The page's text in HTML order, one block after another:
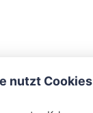
nutzt Cookies